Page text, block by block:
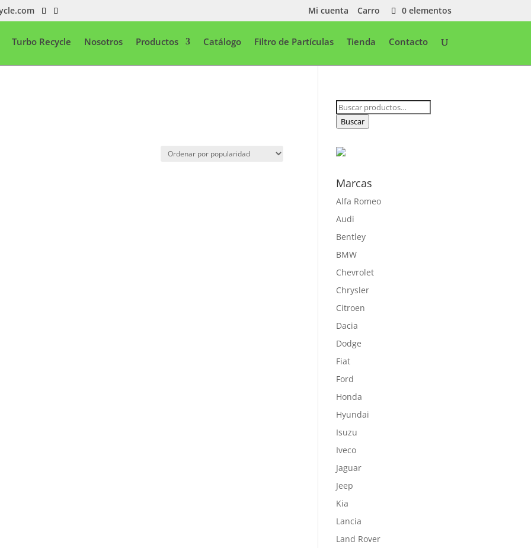
Mi cuenta Carro 0 elementos
Turbo Recycle Nosotros Productos Catálogo Filtro de Partículas Tienda Contacto
Buscar
por:
Buscar
Marcas
Alfa Romeo
Audi
Bentley
BMW
Chevrolet
Chrysler
Citroen
Dacia
Dodge
Fiat
Ford
Honda
Hyundai
Isuzu
Iveco
Jaguar
Jeep
Kia
Lancia
Land Rover